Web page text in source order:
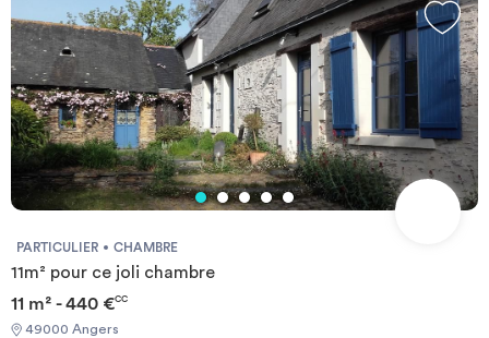
PARTICULIER CHAMBRE
11m² pour ce joli chambre
11 m² - 440 €CC
49000 Angers